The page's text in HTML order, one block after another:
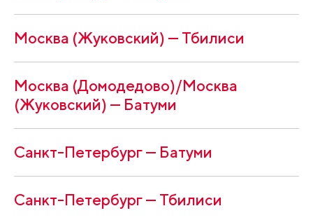
Москва (Жуковский) — Тбилиси
Москва (Домодедово)/Москва
(Жуковский) — Батуми
Санкт-Петербург — Батуми
Санкт-Петербург — Тбилиси